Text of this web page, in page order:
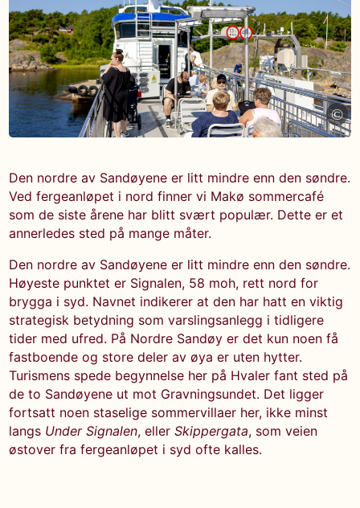
©
Den nordre av Sandøyene er litt mindre enn den søndre.
Ved fergeanløpet i nord finner vi Makø sommercafé
som de siste årene har blitt svært populær. Dette er et
annerledes sted på mange måter.
Den nordre av Sandøyene er litt mindre enn den søndre.
Høyeste punktet er Signalen, 58 moh, rett nord for
brygga i syd. Navnet indikerer at den har hatt en viktig
strategisk betydning som varslingsanlegg i tidligere
tider med ufred. På Nordre Sandøy er det kun noen få
fastboende og store deler av øya er uten hytter.
Turismens spede begynnelse her på Hvaler fant sted på
de to Sandøyene ut mot Gravningsundet. Det ligger
fortsatt noen staselige sommervillaer her, ikke minst
langs Under Signalen, ellerSkippergata, som veien
østover fra fergeanløpet i syd ofte kalles.